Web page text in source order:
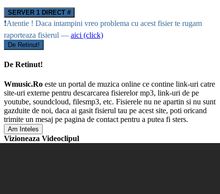
SERVER 1 DIRECT #
❗Atentie ! Daca intampini vreo problema cu acest fisier te rugam
raporteaza fisierul — aici (click)
De Retinut!
De Retinut!
Wmusic.Ro este un portal de muzica online ce contine link-uri catre
site-uri externe pentru descarcarea fisierelor mp3, link-uri de pe
youtube, soundcloud, filesmp3, etc. Fisierele nu ne apartin si nu sunt
gazduite de noi, daca ai gasit fisierul tau pe acest site, poti oricand
trimite un mesaj pe pagina de contact pentru a putea fi sters.
Am Inteles
Vizioneaza Videoclipul